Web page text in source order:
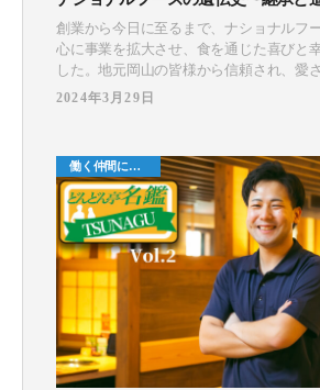
創業から今日に至るまで、ナショナルフ
心に事業を拡大させ、食を通じた喜びと
した。地元岡山の皆様から信頼され、愛
るため、私たちにできることは何か？そ
にしてきた、今後の事業推進を担うマネ
ンタビューを敢行。こ
2024年3月29日
働く仲間につ
いて